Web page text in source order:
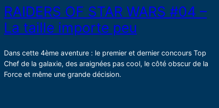
RAIDERS OF STAR WARS #04 –
La taille importe peu
Dans cette 4ème aventure : le premier et dernier concours Top
Chef de la galaxie, des araignées pas cool, le côté obscur de la
Force et même une grande décision.